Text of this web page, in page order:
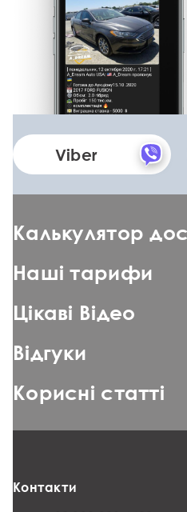
Viber
Калькулятор
Наші тарифи
Цікаві Відео
Відгуки
Корисні статті
Контакти